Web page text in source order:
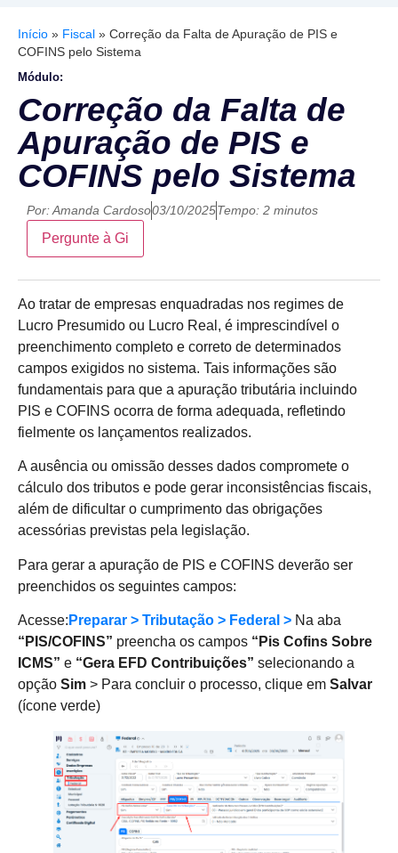
Início » Fiscal » Correção da Falta de Apuração de PIS e
COFINS pelo Sistema
Módulo:
Correção da Falta de
Apuração de PIS e
COFINS pelo Sistema
Por:Amanda Cardoso03/10/2025Tempo: 2 minutos
Pergunte à Gi
Ao tratar de empresas enquadradas nos regimes de
Lucro Presumido ou Lucro Real, é imprescindível o
preenchimento completo e correto de determinados
campos exigidos no sistema. Tais informações são
fundamentais para que a apuração tributária incluindo
PIS e COFINS ocorra de forma adequada, refletindo
fielmente os lançamentos realizados.
A ausência ou omissão desses dados compromete o
cálculo dos tributos e pode gerar inconsistências fiscais,
além de dificultar o cumprimento das obrigações
acessórias previstas pela legislação.
Para gerar a apuração de PIS e COFINS deverão ser
preenchidos os seguintes campos:
Acesse: Preparar > Tributação > Federal > Na aba
“PIS/COFINS” preencha os campos “Pis Cofins Sobre
ICMS” e “Gera EFD Contribuições” selecionando a
opção Sim > Para concluir o processo, clique em Salvar
(ícone verde)